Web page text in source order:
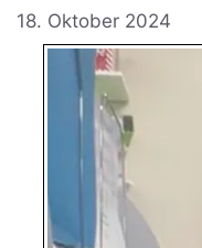
18. Oktober 2024